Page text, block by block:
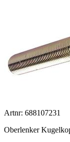
Artnr: 688107231
Oberlenker